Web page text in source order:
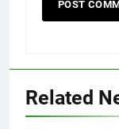
Related